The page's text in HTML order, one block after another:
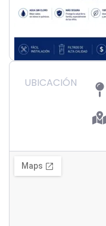
UBICACIÓN